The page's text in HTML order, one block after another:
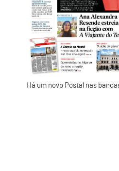
Há um novo Postal nas